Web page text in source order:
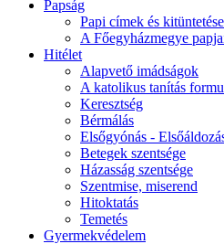
Papság
Papi címek és
A Főegyházmegye
Hitélet
Alapvető imádságok
A katolikus tanítás
Keresztség
Bérmálás
Elsőgyónás -
Betegek szentsége
Házasság szentsége
Szentmise, miserend
Hitoktatás
Temetés
Gyermekvédelem